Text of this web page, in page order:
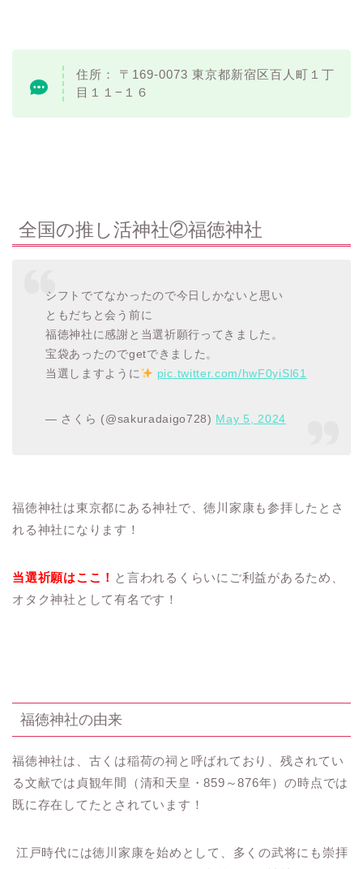
住所： 〒169-0073 東京都新宿区百人町１丁
目１１−１６
全国の推し活神社②福徳神社
シフトでてなかったので今日しかないと思い
ともだちと会う前に
福徳神社に感謝と当選祈願行ってきました。
宝袋あったのでgetできました。
当選しますように
pic.twitter.com/hwF0yiSl61
— さくら (@sakuradaigo728) May 5, 2024
福徳神社は東京都にある神社で、徳川家康も参拝したとさ
れる神社になります！
当選祈願はここ！ と言われるくらいにご利益があるため、
オタク神社として有名です！
福徳神社の由来
福徳神社は、古くは稲荷の祠と呼ばれており、残されてい
る文献では貞観年間（清和天皇・859～876年）の時点では
既に存在してたとされています！
江戸時代には徳川家康を始めとして、多くの武将にも崇拝